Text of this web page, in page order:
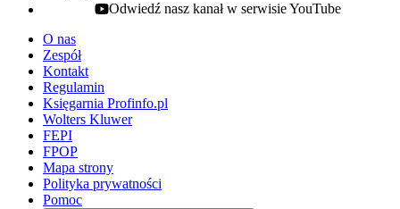
youtube - otwiera się w nowej karcie
Odwiedź nasz kanał w serwisie YouTube
O nas
Zespół
Kontakt
Regulamin
Księgarnia Profinfo.pl
Wolters Kluwer
FEPI
FPOP
Mapa strony
Polityka prywatności
Pomoc